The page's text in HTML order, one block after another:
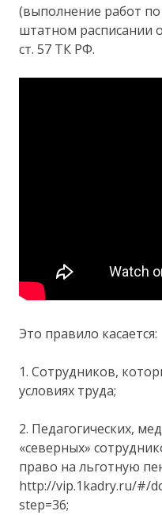
(выполнение работ
штатном расписании
ст. 57 ТК РФ.
Это правило касается:
1. Сотрудников,
условиях труда;
2. Педагогических,
«северных»
право на льготную
http://vip.1kadry.ru/#/
step=36;